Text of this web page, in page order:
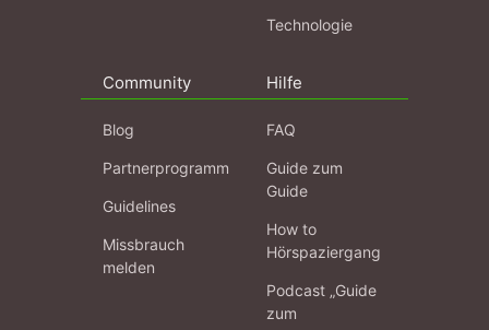
Technologie
Community
Blog
Partnerprogramm
Guidelines
Missbrauch
melden
Hilfe
FAQ
Guide zum
Guide
How to
Hörspaziergang
Podcast „Guide
zum